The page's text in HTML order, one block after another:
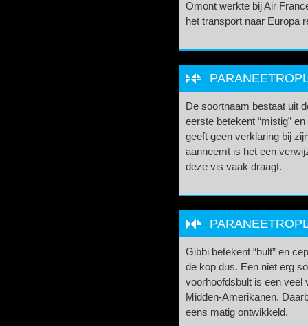
Omont werkte bij Air
het transport naar Europa
De soortnaam bestaat uit
eerste betekent “mistig”
geeft geen verklaring bij
aanneemt is het een
deze vis vaak draagt.
Gibbi betekent “bult” en
de kop dus. Een niet erg
voorhoofdsbult is een veel
Midden-Amerikanen.
eens matig ontwikkeld.